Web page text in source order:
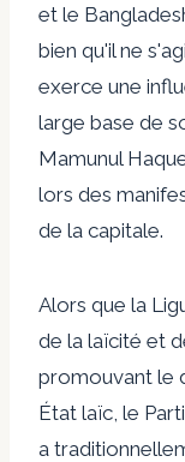
et le
bien qu'il ne
exerce une
large base de
Mamunul
lors des
de la capitale.
Alors que la
de la laïcité et
promouvant le
État laïc, le
a